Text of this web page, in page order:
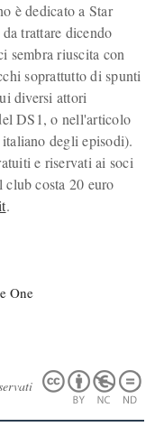
è dedicato a Star
trattare dicendo
sembra riuscita con
soprattutto di spunti
diversi attori
DS1, o nell'articolo
degli episodi).
e riservati ai soci
club costa 20 euro
.
One